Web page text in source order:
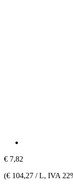
€ 7,82
(€ 104,27 / L, IVA